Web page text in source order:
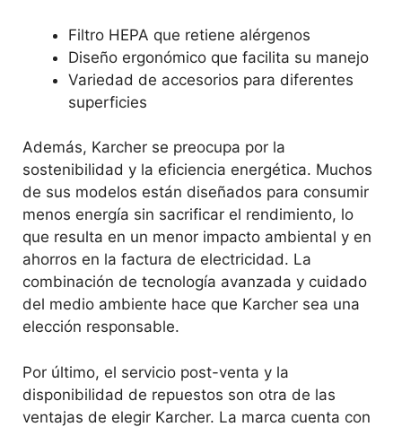
Filtro HEPA que retiene alérgenos
Diseño ergonómico que facilita su manejo
Variedad de accesorios para diferentes
superficies
Además, Karcher se preocupa por la
sostenibilidad y la eficiencia energética. Muchos
de sus modelos están diseñados para consumir
menos energía sin sacrificar el rendimiento, lo
que resulta en un menor impacto ambiental y en
ahorros en la factura de electricidad. La
combinación de tecnología avanzada y cuidado
del medio ambiente hace que Karcher sea una
elección responsable.
Por último, el servicio post-venta y la
disponibilidad de repuestos son otra de las
ventajas de elegir Karcher. La marca cuenta con